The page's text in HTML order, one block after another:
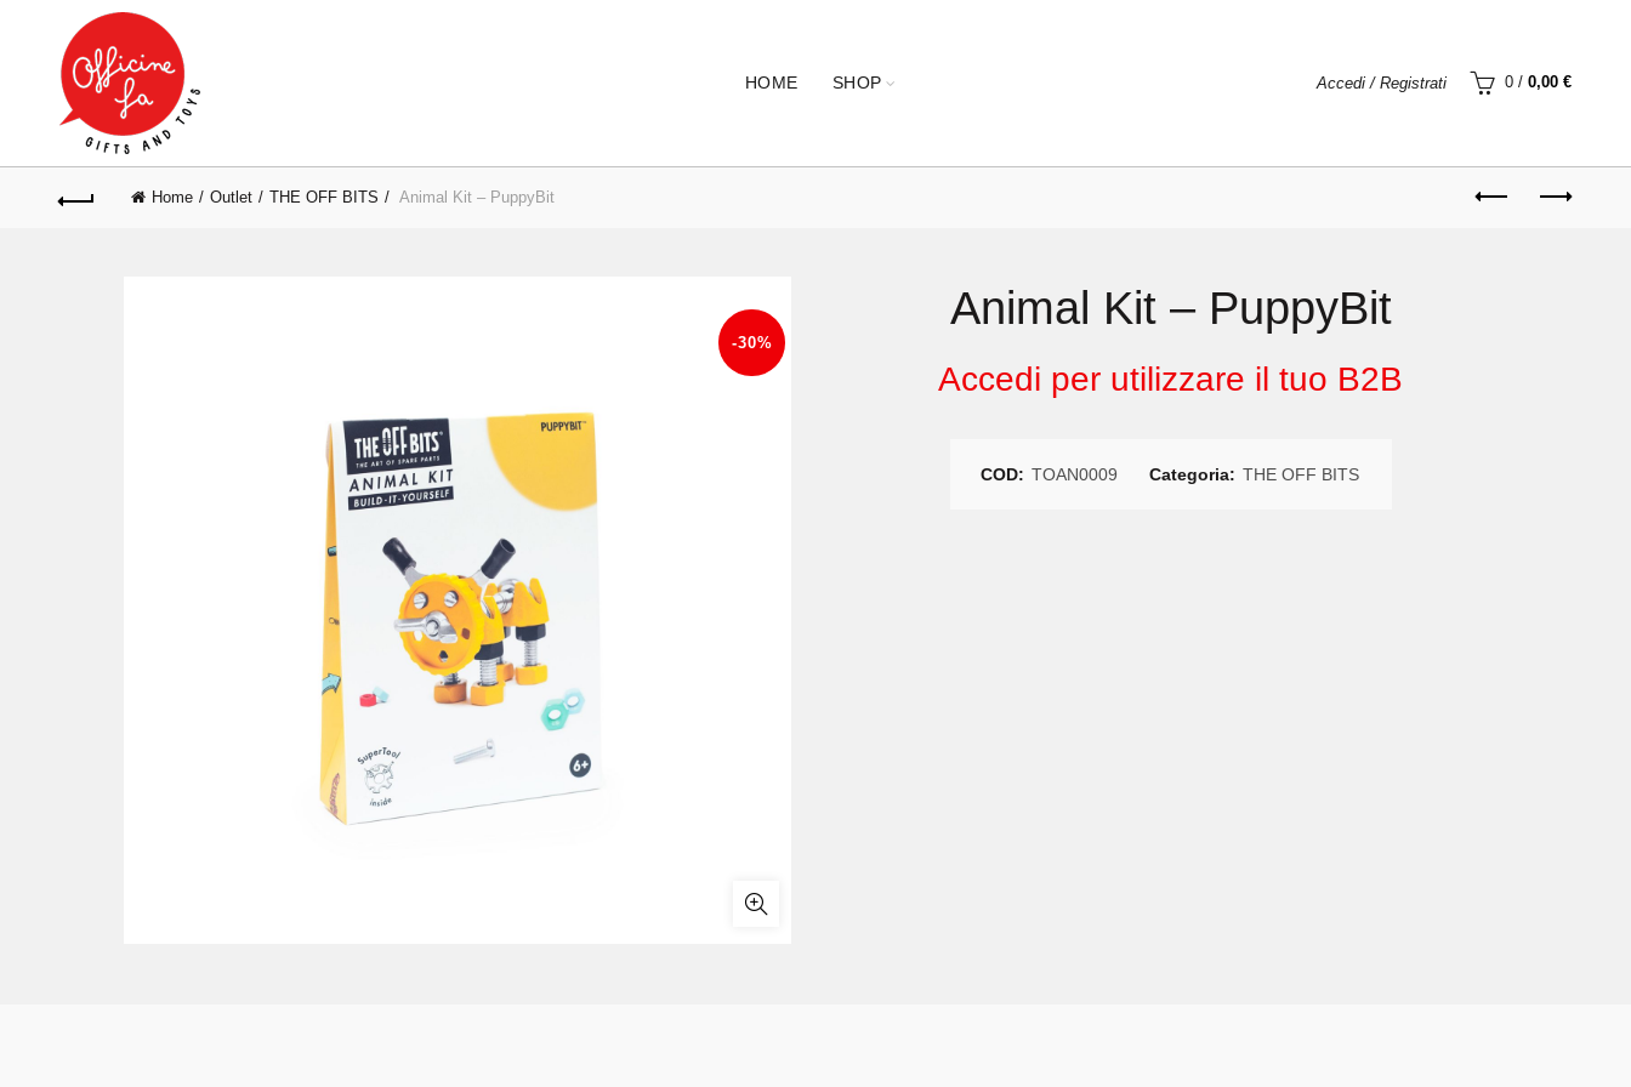
HOME SHOP Accedi / Registrati 0 / 0,00 €
Home Outlet THE OFF BITS Animal Kit – PuppyBit
-30%
Animal Kit – PuppyBit
Accedi per utilizzare il tuo B2B
COD: TOAN0009 Categoria: THE OFF BITS